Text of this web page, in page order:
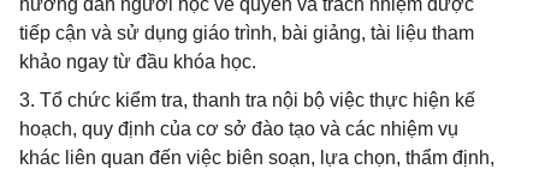
hướng dẫn người học về quyền và trách nhiệm được
tiếp cận và sử dụng giáo trình, bài giảng, tài liệu tham
khảo ngay từ đầu khóa học.
3. Tổ chức kiểm tra, thanh tra nội bộ việc thực hiện kế
hoạch, quy định của cơ sở đào tạo và các nhiệm vụ
khác liên quan đến việc biên soạn, lựa chọn, thẩm định,